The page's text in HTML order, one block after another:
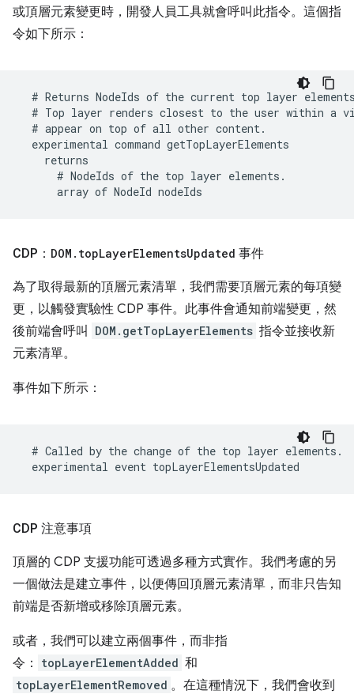
或頂層元素變更時，開發人員工具就會呼叫此指令。這個指
令如下所示：
CDP： DOM . topLayerElementsUpdated 事件
為了取得最新的頂層元素清單，我們需要頂層元素的每項變
更，以觸發實驗性 CDP 事件。此事件會通知前端變更，然
後前端會呼叫
DOM.getTopLayerElements 指令並接收新
元素清單。
事件如下所示：
CDP 注意事項
頂層的 CDP 支援功能可透過多種方式實作。我們考慮的另
一個做法是建立事件，以便傳回頂層元素清單，而非只告知
前端是否新增或移除頂層元素。
或者，我們可以建立兩個事件，而非指
令：
topLayerElementAdded 和
topLayerElementRemoved 。在這種情況下，我們會收到